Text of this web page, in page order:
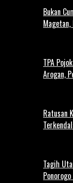
Bukan
TPA
Arogan,
Ratusan
Tagih